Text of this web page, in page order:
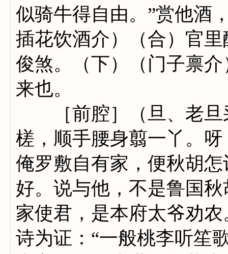
似骑牛得自由。”赏他酒
插花饮酒介）（合）官
俊煞。（下）（门子禀
来也。
［前腔］（旦、老旦
槎，顺手腰身翦一丫。
俺罗敷自有家，便秋胡
好。说与他，不是鲁国
家使君，是本府太爷劝
诗为证：“一般桃李听笙